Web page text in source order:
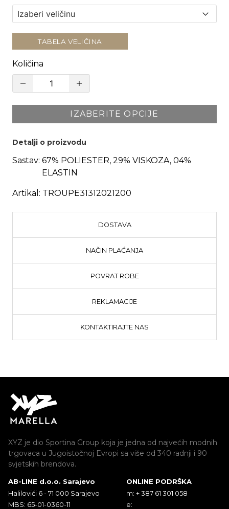
TABELA VELIČINA
Količina
IZABERITE OPCIJE
Detalji o proizvodu
Sastav: 67% POLIESTER, 29% VISKOZA, 04%
ELASTIN
Artikal: TROUPE31312021200
DOSTAVA
NAČIN PLAĆANJA
POVRAT ROBE
REKLAMACIJE
KONTAKTIRAJTE NAS
XYZ je dio Sportina Group koja je jedna od najvećih modnih
trgovaca u Jugoistočnoj Evropi sa više od 340 radnji i 90
svjetskih brendova.
AB-LINE d.o.o. Sarajevo
Halilovići 6 - 71 000 Sarajevo
MBS: 65-01-0360-11
ONLINE PODRŠKA
m: + 387 61 301 058
e: